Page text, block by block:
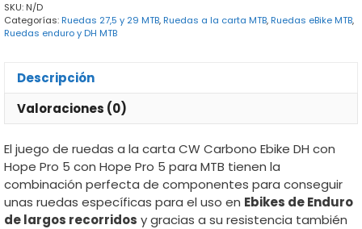
DH
5
cantidad
SKU: N/D
Categorías:Ruedas 27,5 y 29 MTB,Ruedas a la carta MTB,Ruedas eBike MTB,
Ruedas enduro y DH MTB
Descripción
Valoraciones (0)
El juego de ruedas a la carta CW Carbono Ebike DH con
Hope Pro 5 con Hope Pro 5 para MTB tienen la
combinación perfecta de componentes para conseguir
unas ruedas específicas para el uso en Ebikes de Enduro
de largos recorridos y gracias a su resistencia también